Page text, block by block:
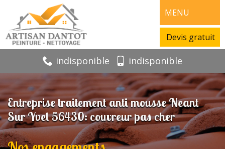
MENU
Devis gratuit
indisponible indisponible
Entreprise traitement anti mousse Neant
Sur Yvel 56430: couvreur pas cher